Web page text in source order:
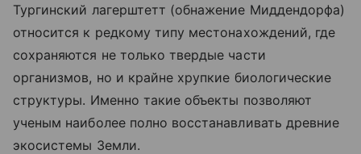
Тургинский лагерштетт (обнажение Миддендорфа)
относится к редкому типу местонахождений, где
сохраняются не только твердые части
организмов, но и крайне хрупкие биологические
структуры. Именно такие объекты позволяют
ученым наиболее полно восстанавливать древние
экосистемы Земли.